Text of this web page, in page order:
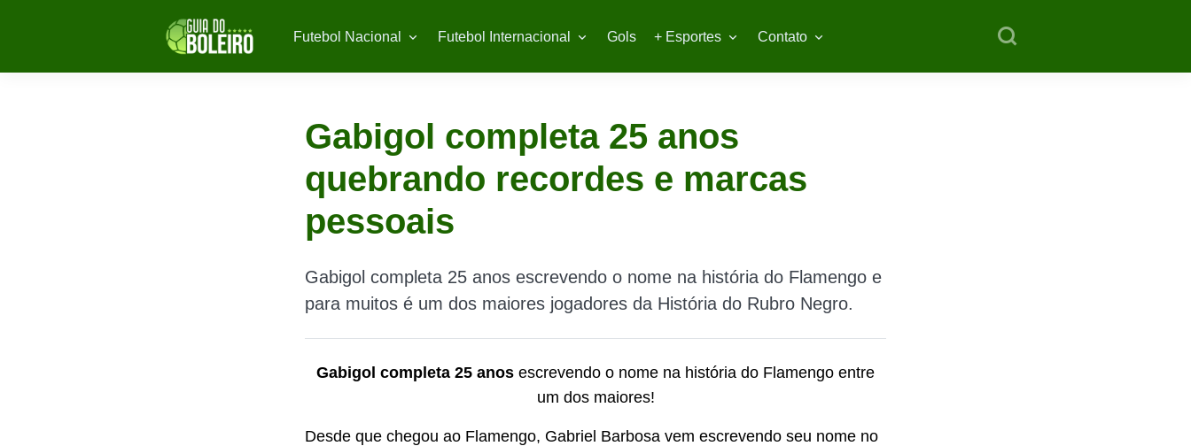
Futebol Nacional Futebol Internacional Gols + Esportes Contato
Gabigol completa 25 anos
quebrando recordes e marcas
pessoais
Gabigol completa 25 anos escrevendo o nome na história do Flamengo e
para muitos é um dos maiores jogadores da História do Rubro Negro.
Gabigol completa 25 anos escrevendo o nome na história do Flamengo entre
um dos maiores!
Desde que chegou ao Flamengo, Gabriel Barbosa vem escrevendo seu nome no